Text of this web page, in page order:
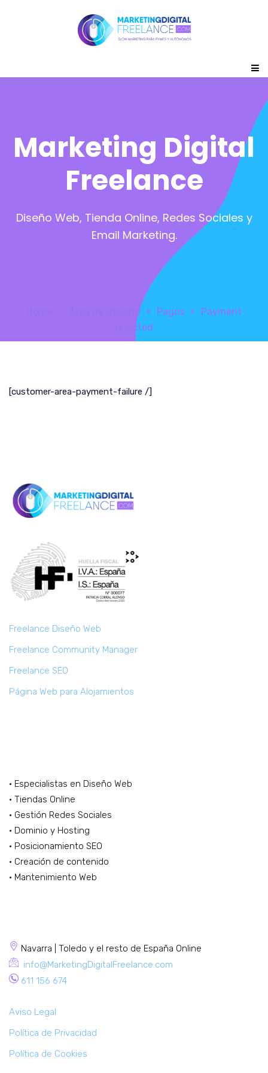
Marketing Digital
Freelance
Diseño Web, Tienda Online, Redes Sociales y
Email Marketing.
Área de Usuario Pagos
Payment
rejected
[customer-area-payment-failure /]
Freelance Diseño Web
Freelance Community Manager
Freelance SEO
Página Web para Alojamientos
· Especialistas en Diseño Web
· Tiendas Online
· Gestión Redes Sociales
· Dominio y Hosting
· Posicionamiento SEO
· Creación de contenido
· Mantenimiento Web
Navarra | Toledo y el resto de España Online
info@MarketingDigitalFreelance.com
611 156 674
Aviso Legal
Política de Privacidad
Política de Cookies